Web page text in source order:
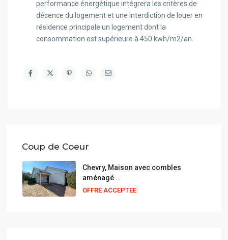
performance énergétique intégrera les critères de
décence du logement et une interdiction de louer en
résidence principale un logement dont la
consommation est supérieure à 450 kwh/m2/an.
Coup de Coeur
Chevry, Maison avec combles
aménagé...
OFFRE ACCEPTEE